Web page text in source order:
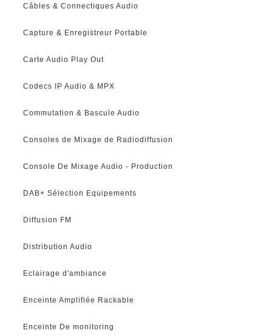
Câbles & Connectiques Audio
Capture & Enregistreur Portable
Carte Audio Play Out
Codecs IP Audio & MPX
Commutation & Bascule Audio
Consoles de Mixage de Radiodiffusion
Console De Mixage Audio - Production
DAB+ Sélection Equipements
Diffusion FM
Distribution Audio
Eclairage d'ambiance
Enceinte Amplifiée Rackable
Enceinte De monitoring